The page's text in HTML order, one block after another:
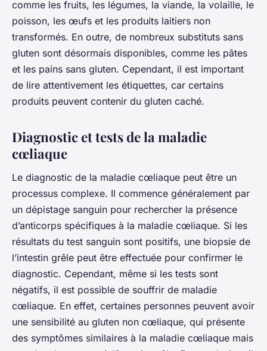
comme les fruits, les légumes, la viande, la volaille, le
poisson, les œufs et les produits laitiers non
transformés. En outre, de nombreux substituts sans
gluten sont désormais disponibles, comme les pâtes
et les pains sans gluten. Cependant, il est important
de lire attentivement les étiquettes, car certains
produits peuvent contenir du gluten caché.
Diagnostic et tests de la maladie
cœliaque
Le diagnostic de la maladie cœliaque peut être un
processus complexe. Il commence généralement par
un dépistage sanguin pour rechercher la présence
d’anticorps spécifiques à la maladie cœliaque. Si les
résultats du test sanguin sont positifs, une biopsie de
l’intestin grêle peut être effectuée pour confirmer le
diagnostic. Cependant, même si les tests sont
négatifs, il est possible de souffrir de maladie
cœliaque. En effet, certaines personnes peuvent avoir
une sensibilité au gluten non cœliaque, qui présente
des symptômes similaires à la maladie cœliaque mais